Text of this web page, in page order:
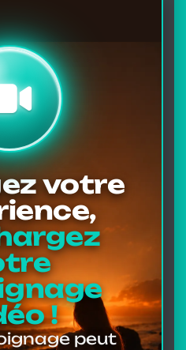
votre
!
peut